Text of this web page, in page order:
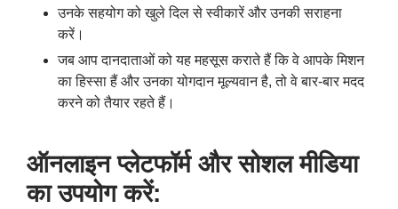
उनके सहयोग को खुले दिल से स्वीकारें और उनकी सराहना
करें।
जब आप दानदाताओं को यह महसूस कराते हैं कि वे आपके मिशन
का हिस्सा हैं और उनका योगदान मूल्यवान है,तो वे बार-बार मदद
करने को तैयार रहते हैं।
ऑनलाइन प्लेटफॉर्म और सोशल मीडिया
का उपयोग करें: